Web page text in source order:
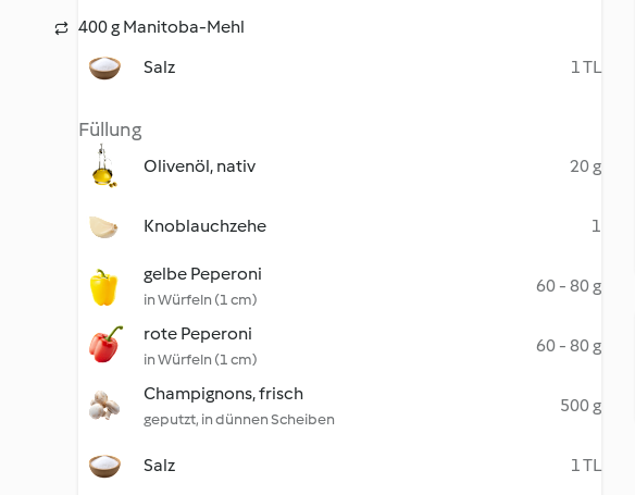
400 g Manitoba-Mehl
Salz
1 TL
Füllung
Olivenöl, nativ 20 g
Knoblauchzehe 1
gelbe Peperoni
in Würfeln (1 cm)
60 - 80 g
rote Peperoni
in Würfeln (1 cm)
60 - 80 g
Champignons, frisch
geputzt, in dünnen Scheiben
500 g
Salz 1 TL